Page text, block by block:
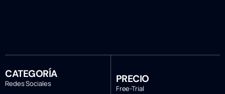
CATEGORÍA
Redes Sociales PRECIO
Free-Trial